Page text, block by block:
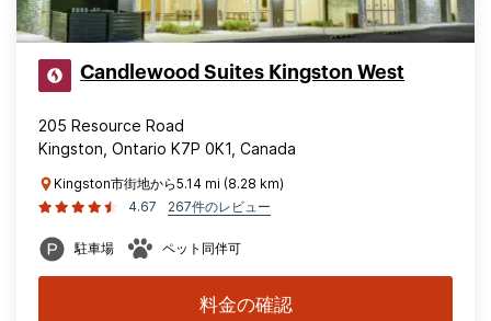
Candlewood Suites Kingston West
205 Resource Road
Kingston, Ontario K7P 0K1, Canada
Kingston市街地から5.14 mi (8.28 km)
4.67
267件のレビュー
駐車場 ペット同伴可
料金の確認